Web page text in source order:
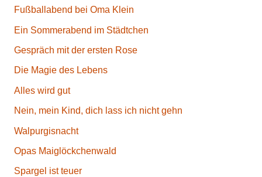
Fußballabend bei Oma Klein
Ein Sommerabend im Städtchen
Gespräch mit der ersten Rose
Die Magie des Lebens
Alles wird gut
Nein, mein Kind, dich lass ich nicht gehn
Walpurgisnacht
Opas Maiglöckchenwald
Spargel ist teuer